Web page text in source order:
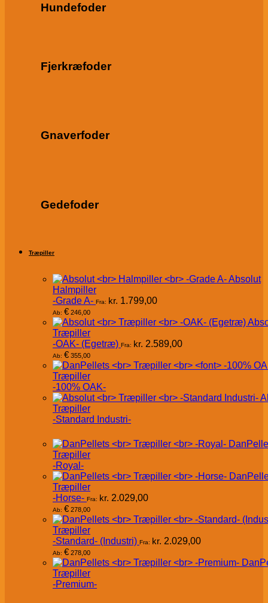
Hundefoder
Fjerkræfoder
Gnaverfoder
Gedefoder
Træpiller
Absolut
Halmpiller
-Grade A- Fra: kr. 1.799,00
Ab: € 246,00
Træpiller
-OAK- (Egetræ) Fra: kr. 2.589,00
Ab: € 355,00
Træpiller
-100% OAK-
Træpiller
-Standard Industri-
Træpiller
-Royal-
Træpiller
-Horse- Fra: kr. 2.029,00
Ab: € 278,00
Træpiller
-Standard- (Industri) Fra: kr. 2.029,00
Ab: € 278,00
Træpiller
-Premium-